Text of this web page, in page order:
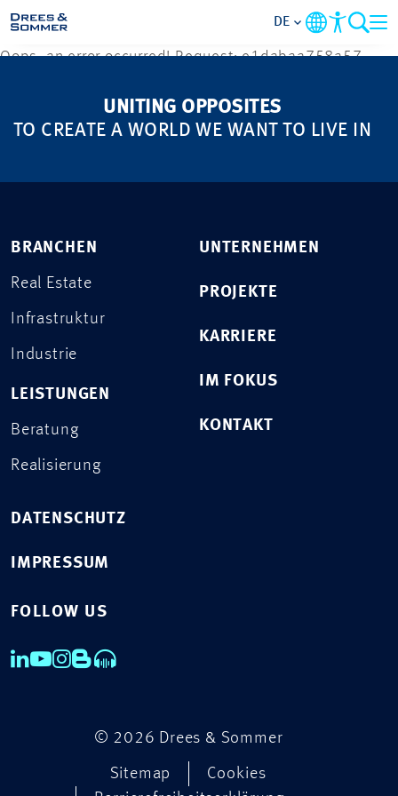
LEISTUNGEN
UNTERNEHMEN
IM FOKUS
KONTAKT
KARRIERE
DE
Oops, an error occurred! Request: e1dabaa758a57
UNITING OPPOSITES
TO CREATE A WORLD WE WANT TO LIVE IN
BRANCHEN
Real Estate
Infrastruktur
Industrie
LEISTUNGEN
Beratung
Realisierung
UNTERNEHMEN
PROJEKTE
KARRIERE
IM FOKUS
KONTAKT
DATENSCHUTZ
IMPRESSUM
FOLLOW US
© 2026 Drees & Sommer
Sitemap
Cookies